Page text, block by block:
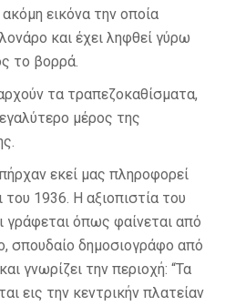
εικόνα την οποία
και έχει ληφθεί γύρω
το βορρά.
τα τραπεζοκαθίσματα,
μέρος της
εκεί μας πληροφορεί
1936. Η αξιοπιστία του
γράφεται όπως φαίνεται από
σπουδαίο δημοσιογράφο από
γνωρίζει την περιοχή: “Τα
εις την κεντρικήν πλατείαν